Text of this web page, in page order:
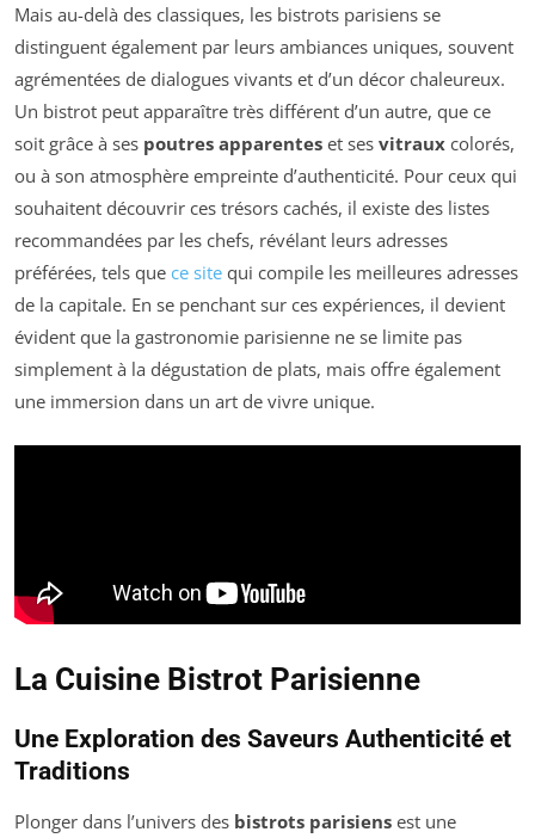
Mais au-delà des classiques, les bistrots parisiens se
distinguent également par leurs ambiances uniques, souvent
agrémentées de dialogues vivants et d’un décor chaleureux.
Un bistrot peut apparaître très différent d’un autre, que ce
soit grâce à ses poutres apparentes et ses vitraux colorés,
ou à son atmosphère empreinte d’authenticité. Pour ceux qui
souhaitent découvrir ces trésors cachés, il existe des listes
recommandées par les chefs, révélant leurs adresses
préférées, tels que ce site qui compile les meilleures adresses
de la capitale. En se penchant sur ces expériences, il devient
évident que la gastronomie parisienne ne se limite pas
simplement à la dégustation de plats, mais offre également
une immersion dans un art de vivre unique.
La Cuisine Bistrot Parisienne
Une Exploration des Saveurs Authenticité et
Traditions
Plonger dans l’univers des bistrots parisiens est une